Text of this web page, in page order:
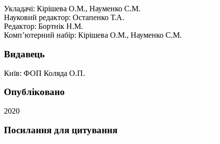
Укладачі: Кірішева О.М., Науменко С.М.
Науковий редактор: Остапенко Т.А.
Редактор: Бортнік Н.М.
Комп’ютерний набір: Кірішева О.М., Науменко С.М.
Видавець
Київ: ФОП Коляда О.П.
Опубліковано
2020
Посилання для цитування